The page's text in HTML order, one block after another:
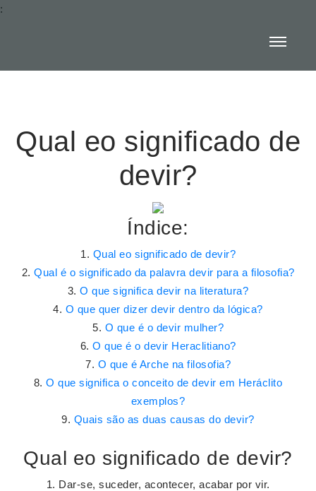
:
Qual eo significado de
devir?
Índice:
Qual eo significado de devir?
Qual é o significado da palavra devir para a filosofia?
O que significa devir na literatura?
O que quer dizer devir dentro da lógica?
O que é o devir mulher?
O que é o devir Heraclitiano?
O que é Arche na filosofia?
O que significa o conceito de devir em Heráclito
exemplos?
Quais são as duas causas do devir?
Qual eo significado de devir?
1. Dar-se, suceder, acontecer, acabar por vir.